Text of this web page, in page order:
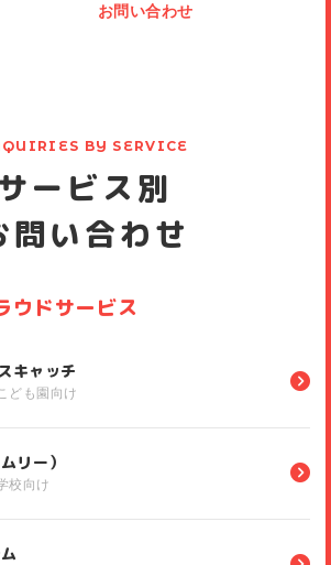
お問い合わせ
BY SERVICE
サービス別
問い合わせ
ウドサービス
キャッチ
ども園向け
リー）
校向け